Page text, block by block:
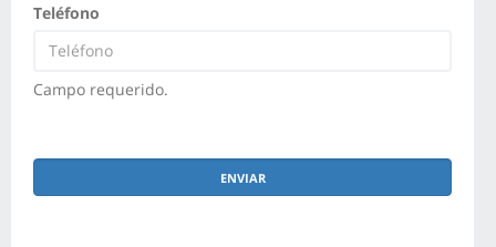
Teléfono
Campo requerido.